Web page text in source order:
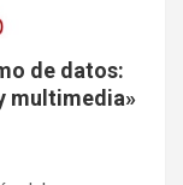
de datos:
multimedia»